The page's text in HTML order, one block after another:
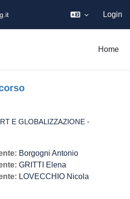
Login
Home
E GLOBALIZZAZIONE -
Borgogni Antonio
GRITTI Elena
LOVECCHIO Nicola